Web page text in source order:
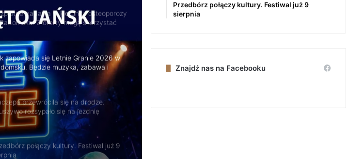
badania w kierunku osteoporozy
Z oferty mogą skorzystać
zapowiada się Letnie Granie 2026 w
Będzie muzyka, zabawa i
dla rodzin
przewróciła się na drodze.
rozsypało się na jezdnię
połączy kultury. Festiwal już 9
Przedbórz połączy kultury. Festiwal już 9
sierpnia
Znajdź nas na Facebooku